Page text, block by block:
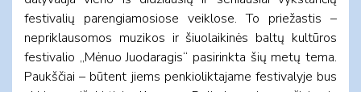
festivalių parengiamosiose veiklose. To priežastis –
nepriklausomos muzikos ir šiuolaikinės baltų kultūros
festivalio „Mėnuo Juodaragis“ pasirinkta šių metų tema.
Paukščiai – būtent jiems penkioliktajame festivalyje bus